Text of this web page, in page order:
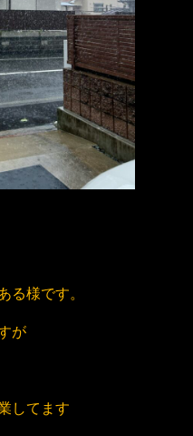
る様です。
が
してます